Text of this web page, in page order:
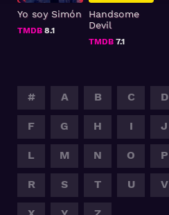
Yo soy Simón
TMDB 8.1
Handsome
Devil
TMDB7.1
# A B C D
F G H I J
L M N O P
R S T U V